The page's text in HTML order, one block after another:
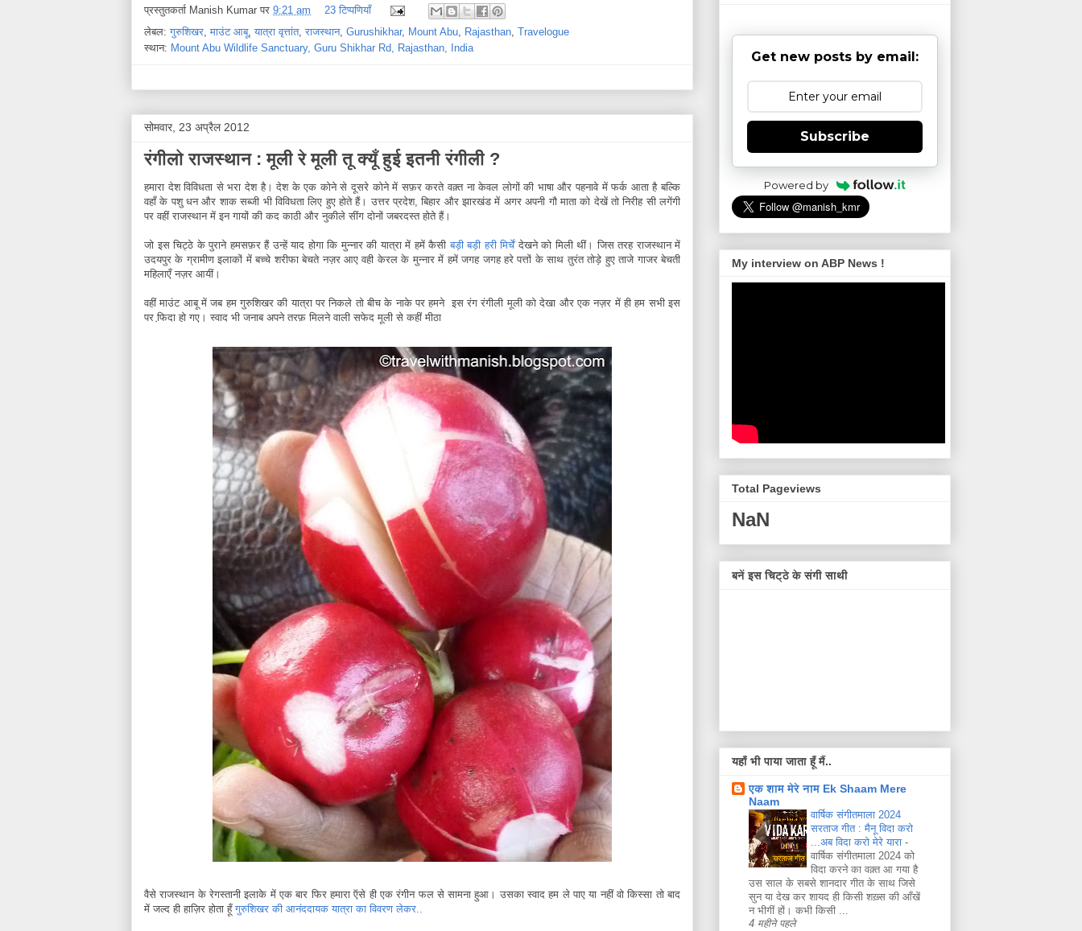
प्रस्तुतकर्ता Manish Kumar पर 9:21 am
23 टिप्पणियाँ
लेबल:गुरुशिखर ,माउंट आबू,यात्रा वृत्तांत,राजस्थान, Gurushikhar, Mount Abu Rajasthan Travelogue
स्थान: Mount Abu Wildlife Sanctuary, Guru Shikhar Rd, Rajasthan, India
सोमवार, 23 अप्रैल 2012
रंगीलो राजस्थान : मूली रे मूली तू क्यूँ हुई इतनी रंगीली ?
हमारा देश विविधता से भरा देश है। देश के एक कोने से दूसरे कोने में सफ़र करते वक़्त ना केवल लोगों की भाषा और पहनावे में फर्क आता है बल्कि
वहाँ के पशु धन और शाक सब्जी भी विविधता लिए हुए होते हैं। उत्तर प्रदेश, बिहार और झारखंड में अगर अपनी गौ माता को देखें तो निरीह सी लगेंगी
पर वहीं राजस्थान में इन गायों की कद काठी और नुकीले सींग दोनों जबरदस्त होते हैं।
जो इस चिट्ठे के पुराने हमसफ़र हैं ‌उन्हें याद होगा कि मुन्नार की यात्रा में हमें कैसीबड़ी बड़ी हरी मिर्चेंदेखने को मिली थीं। जिस तरह राजस्थान में
उदयपुर के ग्रामीण इलाकों में बच्चे शरीफा बेचते नज़र आए वही केरल के मुन्नार में हमें जगह जगह हरे पत्तों के साथ तुरंत तोड़े हुए ताजे गाजर बेचती
महिलाएँ नज़र आयीं।
वहीं माउंट आबू में जब हम गुरुशिखर की यात्रा पर निकले तो बीच के नाके पर हमने इस रंग रंगीली मूली को देखा और एक नज़र में ही हम सभी इस
पर फि़दा हो गए। स्वाद भी जनाब अपने तरफ़ मिलने वाली सफेद मूली से कहीं मीठा
वैसे राजस्थान के रेगस्तानी इलाके में एक बार फिर हमारा ऍसे ही एक रंगीन फल से सामना हुआ। उसका स्वाद हम ले पाए या नहीं वो किस्सा तो बाद
में जल्द ही हाज़िर होता हूँगुरुशिखर की आनंददायक यात्रा का विवरण लेकर..
Get new posts by email:
Subscribe
Powered by
My interview on ABP News !
Total Pageviews
NaN
बनें इस चिट्ठे के संगी साथी
यहाँ भी पाया जाता हूँ मैं..
एक शाम मेरे नाम Ek Shaam Mere
Naam
वार्षिक संगीतमाला 2024
सरताज गीत : मैनू विदा करो
...अब विदा करो मेरे यारा -
वार्षिक संगीतमाला 2024 को
विदा करने का वक़्त आ गया है
उस साल के सबसे शानदार गीत के साथ जिसे
सुन या देख कर शायद ही किसी शख़्स की आँखें
न भीगीं हों। कभी किसी ...
4 महीने पहले